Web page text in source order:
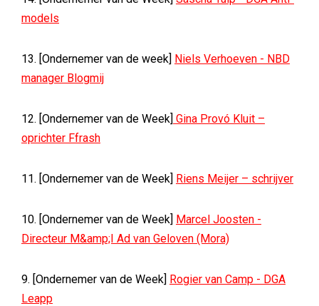
models
13. [Ondernemer van de week] Niels Verhoeven - NBD
manager Blogmij
12. [Ondernemer van de Week] Gina Provó Kluit –
oprichter Ffrash
11. [Ondernemer van de Week] Riens Meijer – schrijver
10. [Ondernemer van de Week] Marcel Joosten -
Directeur M&amp;I Ad van Geloven (Mora)
9. [Ondernemer van de Week] Rogier van Camp - DGA
Leapp